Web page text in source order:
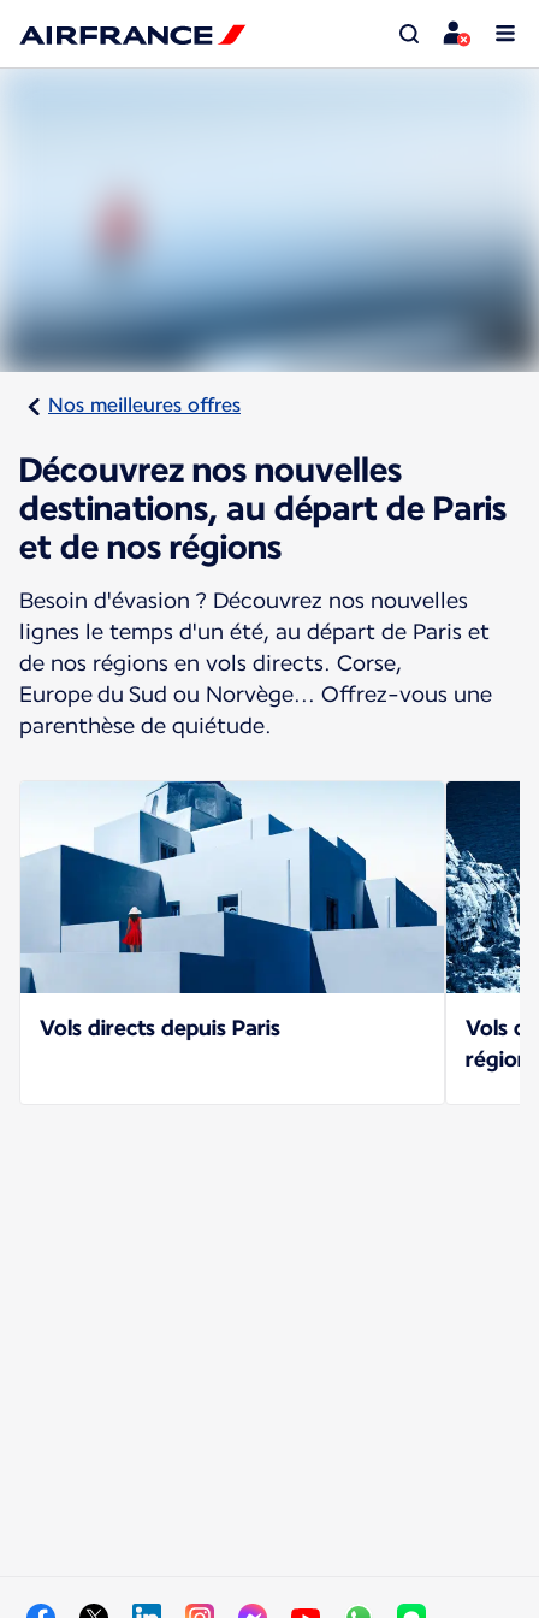
Nos meilleures offres
Découvrez nos nouvelles
destinations, au départ de Paris
et de nos régions
Besoin d'évasion ? Découvrez nos nouvelles
lignes le temps d'un été, au départ de Paris et
de nos régions en vols directs. Corse,
Europe du Sud ou Norvège... Offrez-vous une
parenthèse de quiétude.
Vols directs depuis Paris
Vols
région